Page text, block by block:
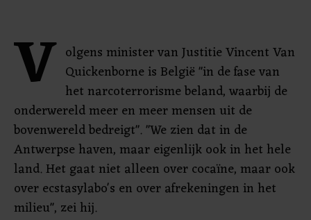
V olgens minister van Justitie Vincent Van
Quickenborne is België "in de fase van
het narcoterrorisme beland, waarbij de
onderwereld meer en meer mensen uit de
bovenwereld bedreigt". "We zien dat in de
Antwerpse haven, maar eigenlijk ook in het hele
land. Het gaat niet alleen over cocaïne, maar ook
over ecstasylabo's en over afrekeningen in het
milieu", zei hij.